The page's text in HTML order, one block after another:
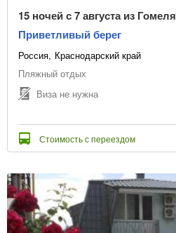
15 ночей с 7 августа из Гомеля
Приветливый берег
Россия Краснодарский край
Пляжный отдых
Виза не нужна
Стоимость с переездом